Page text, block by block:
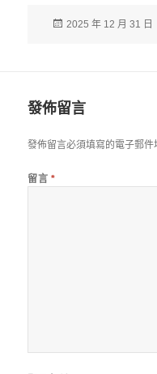
發
2025 年 12 月 31 日
發佈留言
發佈留言必須填寫的電子郵件
留言 *